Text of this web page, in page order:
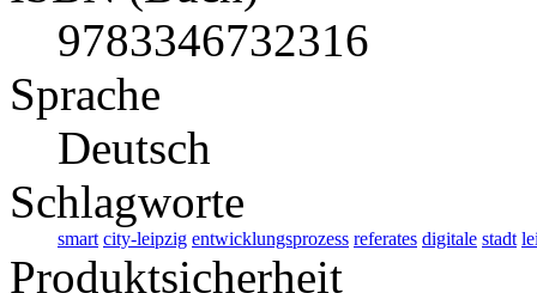
9783346732316
Sprache
Deutsch
Schlagworte
smart city-leipzig entwicklungsprozess referates digitale stadt
Produktsicherheit